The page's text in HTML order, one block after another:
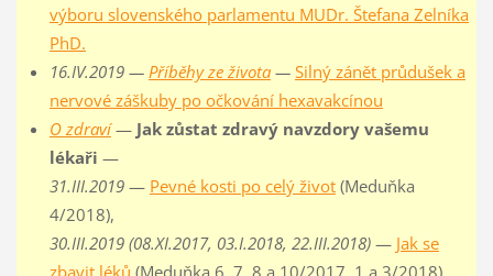
výboru slovenského parlamentu MUDr. Štefana Zelníka
PhD.
16.IV.2019 — Příběhy ze života— Silný zánět průdušek a
nervové záškuby po očkování hexavakcínou
O zdraví— Jak zůstat zdravý navzdory vašemu
lékaři —
31.III.2019— Pevné kosti po celý život(Meduňka
4/2018),
30.III.2019 (08.XI.2017, 03.I.2018, 22.III.2018)— Jak se